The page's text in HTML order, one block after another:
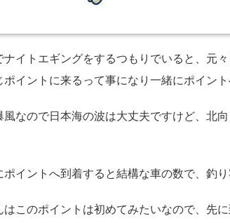
ナイトエギングをするつもりでいると、元
イントに来るって事になり一緒にポイント
風なので日本海の波は大丈夫ですけど、北
イントへ到着すると結構な車の数で、釣
はこのポイントは初めてみたいなので、先